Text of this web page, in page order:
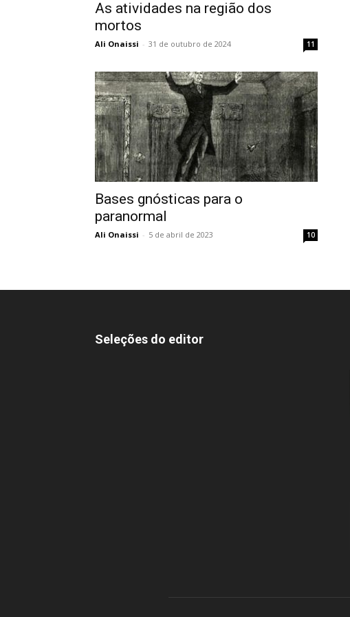
As atividades na região dos
mortos
Ali Onaissi - 31 de outubro de 2024 11
Bases gnósticas para o
paranormal
Ali Onaissi - 5 de abril de 2023 10
Seleções do editor